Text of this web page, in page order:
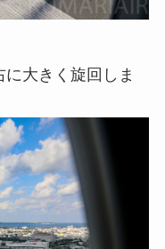
大きく旋回しま